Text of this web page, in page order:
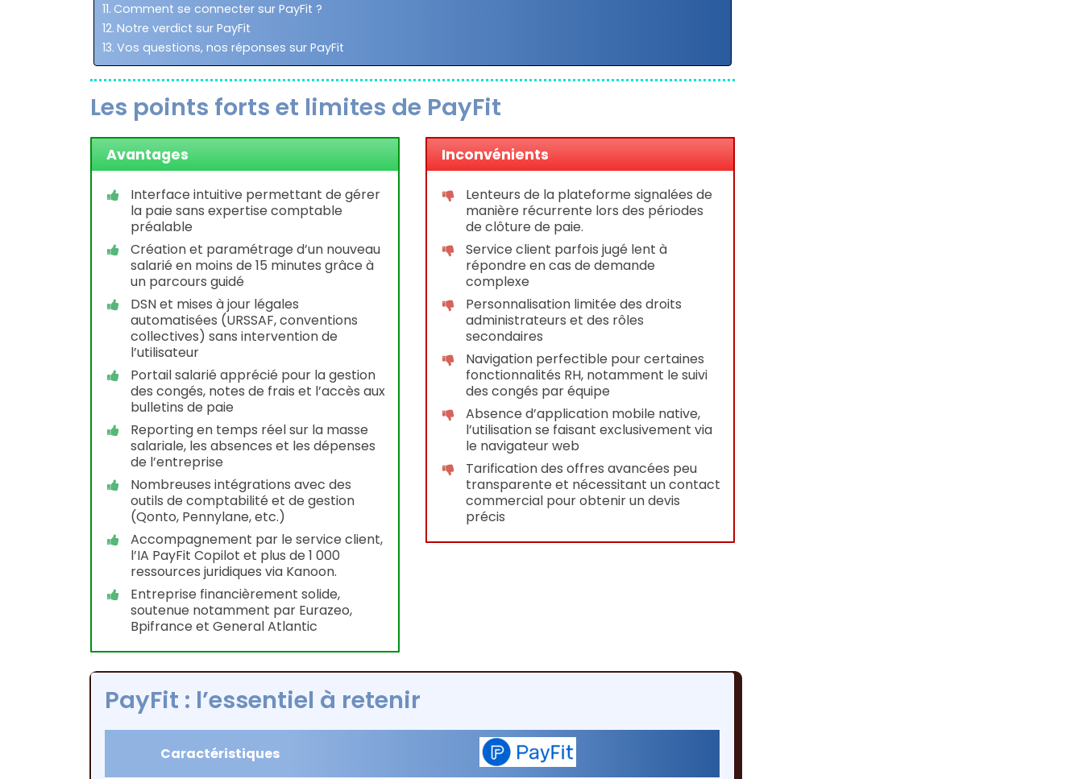
Comment se connecter sur PayFit ?
Notre verdict sur PayFit
Vos questions, nos réponses sur PayFit
Les points forts et limites de PayFit
Avantages
Interface intuitive permettant de gérer
la paie sans expertise comptable
préalable
Création et paramétrage d’un nouveau
salarié en moins de 15 minutes grâce à
un parcours guidé
DSN et mises à jour légales
automatisées (URSSAF, conventions
collectives) sans intervention de
l’utilisateur
Portail salarié apprécié pour la gestion
des congés, notes de frais et l’accès aux
bulletins de paie
Reporting en temps réel sur la masse
salariale, les absences et les dépenses
de l’entreprise
Nombreuses intégrations avec des
outils de comptabilité et de gestion
(Qonto, Pennylane, etc.)
Accompagnement par le service client,
l’IA PayFit Copilot et plus de 1 000
ressources juridiques via Kanoon.
Entreprise financièrement solide,
soutenue notamment par Eurazeo,
Bpifrance et General Atlantic
Inconvénients
Lenteurs de la plateforme signalées de
manière récurrente lors des périodes
de clôture de paie.
Service client parfois jugé lent à
répondre en cas de demande
complexe
Personnalisation limitée des droits
administrateurs et des rôles
secondaires
Navigation perfectible pour certaines
fonctionnalités RH, notamment le suivi
des congés par équipe
Absence d’application mobile native,
l’utilisation se faisant exclusivement via
le navigateur web
Tarification des offres avancées peu
transparente et nécessitant un contact
commercial pour obtenir un devis
précis
PayFit : l’essentiel à retenir
Caractéristiques